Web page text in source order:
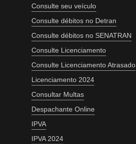
Consulte seu veículo
Consulte débitos no Detran
Consulte débitos no SENATRAN
Consulte Licenciamento
Consulte Licenciamento Atrasado
Licenciamento 2024
Consultar Multas
Despachante Online
IPVA
IPVA 2024